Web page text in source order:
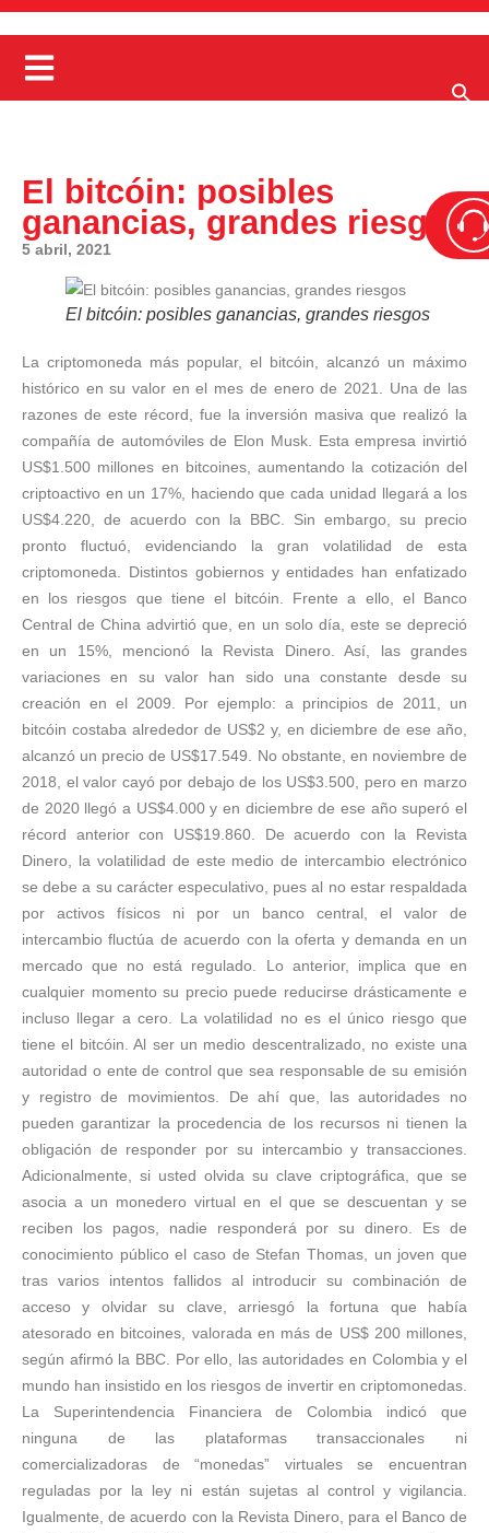
El bitcóin: posibles
ganancias, grandes riesgos
5 abril, 2021
El bitcóin: posibles ganancias, grandes riesgos
La criptomoneda más popular, el bitcóin, alcanzó un máximo
histórico en su valor en el mes de enero de 2021. Una de las
razones de este récord, fue la inversión masiva que realizó la
compañía de automóviles de Elon Musk. Esta empresa invirtió
US$1.500 millones en bitcoines, aumentando la cotización del
criptoactivo en un 17%, haciendo que cada unidad llegará a los
US$4.220, de acuerdo con la BBC. Sin embargo, su precio
pronto fluctuó, evidenciando la gran volatilidad de esta
criptomoneda. Distintos gobiernos y entidades han enfatizado
en los riesgos que tiene el bitcóin. Frente a ello, el Banco
Central de China advirtió que, en un solo día, este se depreció
en un 15%, mencionó la Revista Dinero. Así, las grandes
variaciones en su valor han sido una constante desde su
creación en el 2009. Por ejemplo: a principios de 2011, un
bitcóin costaba alrededor de US$2 y, en diciembre de ese año,
alcanzó un precio de US$17.549. No obstante, en noviembre de
2018, el valor cayó por debajo de los US$3.500, pero en marzo
de 2020 llegó a US$4.000 y en diciembre de ese año superó el
récord anterior con US$19.860. De acuerdo con la Revista
Dinero, la volatilidad de este medio de intercambio electrónico
se debe a su carácter especulativo, pues al no estar respaldada
por activos físicos ni por un banco central, el valor de
intercambio fluctúa de acuerdo con la oferta y demanda en un
mercado que no está regulado. Lo anterior, implica que en
cualquier momento su precio puede reducirse drásticamente e
incluso llegar a cero. La volatilidad no es el único riesgo que
tiene el bitcóin. Al ser un medio descentralizado, no existe una
autoridad o ente de control que sea responsable de su emisión
y registro de movimientos. De ahí que, las autoridades no
pueden garantizar la procedencia de los recursos ni tienen la
obligación de responder por su intercambio y transacciones.
Adicionalmente, si usted olvida su clave criptográfica, que se
asocia a un monedero virtual en el que se descuentan y se
reciben los pagos, nadie responderá por su dinero. Es de
conocimiento público el caso de Stefan Thomas, un joven que
tras varios intentos fallidos al introducir su combinación de
acceso y olvidar su clave, arriesgó la fortuna que había
atesorado en bitcoines, valorada en más de US$ 200 millones,
según afirmó la BBC. Por ello, las autoridades en Colombia y el
mundo han insistido en los riesgos de invertir en criptomonedas.
La Superintendencia Financiera de Colombia indicó que
ninguna de las plataformas transaccionales ni
comercializadoras de “monedas” virtuales se encuentran
reguladas por la ley ni están sujetas al control y vigilancia.
Igualmente, de acuerdo con la Revista Dinero, para el Banco de